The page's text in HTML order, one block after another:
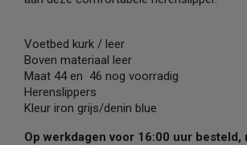
Voetbed kurk / leer
Boven materiaal leer
Maat 44 en 46 nog voorradig
Herenslippers
Kleur iron grijs/denin blue
Op werkdagen voor 16:00 uur besteld,